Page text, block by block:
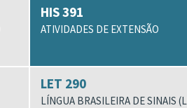
HIS 391
ATIVIDADES DE EXTENSÃO
LET 290
LÍNGUA BRASILEIRA DE SINAIS